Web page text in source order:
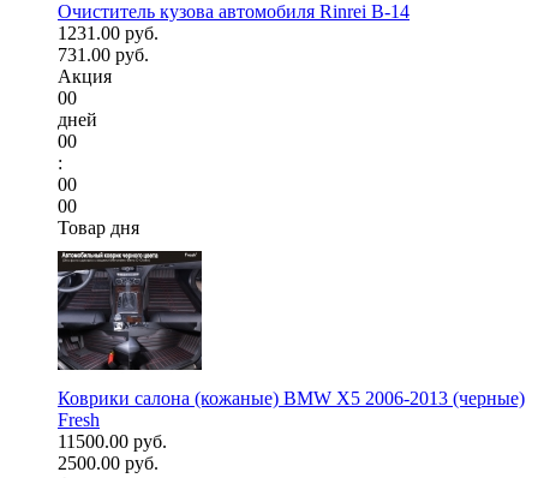
Очиститель кузова автомобиля Rinrei B-14
1231.00 руб.
731.00 руб.
Акция
00
дней
00
:
00
00
Товар дня
Коврики салона (кожаные) BMW X5 2006-2013 (черные)
Fresh
11500.00 руб.
2500.00 руб.